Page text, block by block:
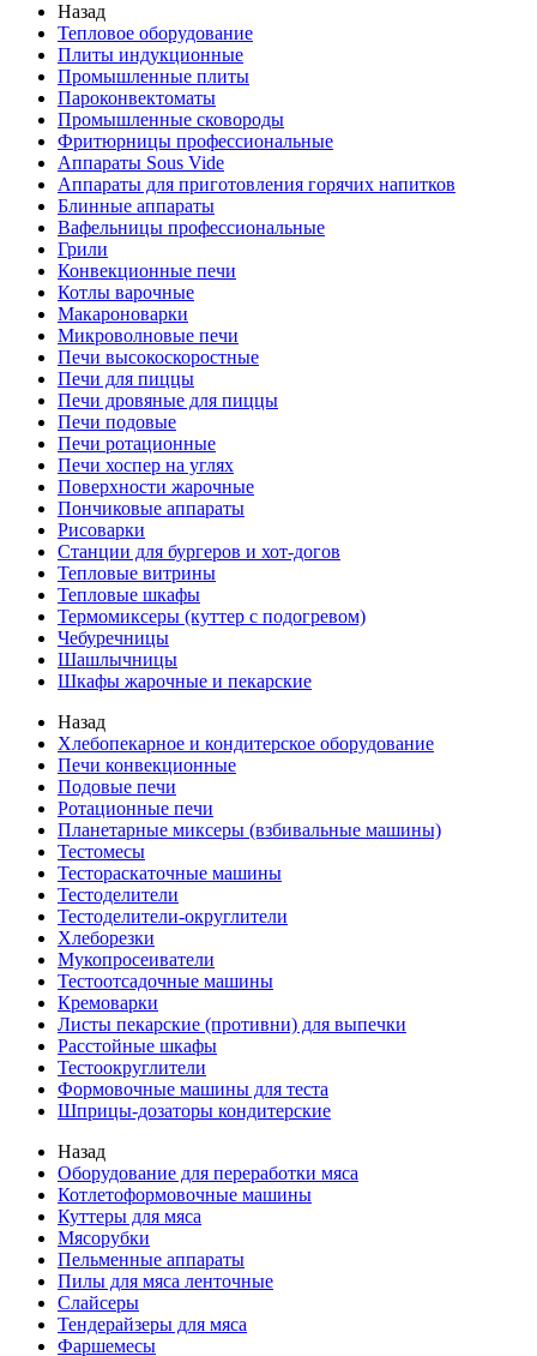
Назад
Тепловое оборудование
Плиты индукционные
Промышленные плиты
Пароконвектоматы
Промышленные сковороды
Фритюрницы профессиональные
Аппараты Sous Vide
Аппараты для приготовления горячих напитков
Блинные аппараты
Вафельницы профессиональные
Грили
Конвекционные печи
Котлы варочные
Макароноварки
Микроволновые печи
Печи высокоскоростные
Печи для пиццы
Печи дровяные для пиццы
Печи подовые
Печи ротационные
Печи хоспер на углях
Поверхности жарочные
Пончиковые аппараты
Рисоварки
Станции для бургеров и хот-догов
Тепловые витрины
Тепловые шкафы
Термомиксеры (куттер с подогревом)
Чебуречницы
Шашлычницы
Шкафы жарочные и пекарские
Назад
Хлебопекарное и кондитерское оборудование
Печи конвекционные
Подовые печи
Ротационные печи
Планетарные миксеры (взбивальные машины)
Тестомесы
Тестораскаточные машины
Тестоделители
Тестоделители-округлители
Хлеборезки
Мукопросеиватели
Тестоотсадочные машины
Кремоварки
Листы пекарские (противни) для выпечки
Расстойные шкафы
Тестоокруглители
Формовочные машины для теста
Шприцы-дозаторы кондитерские
Назад
Оборудование для переработки мяса
Котлетоформовочные машины
Куттеры для мяса
Мясорубки
Пельменные аппараты
Пилы для мяса ленточные
Слайсеры
Тендерайзеры для мяса
Фаршемесы